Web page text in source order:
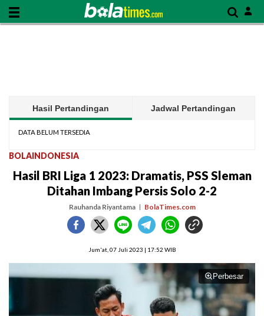
Hasil Pertandingan Jadwal Pertandingan
DATA BELUM TERSEDIA
BOLAINDONESIA
Hasil BRI Liga 1 2023: Dramatis, PSS Sleman
Ditahan Imbang Persis Solo 2-2
Rauhanda Riyantama BolaTimes.com
Jum'at, 07 Juli 2023 | 17:52 WIB
Perbesar